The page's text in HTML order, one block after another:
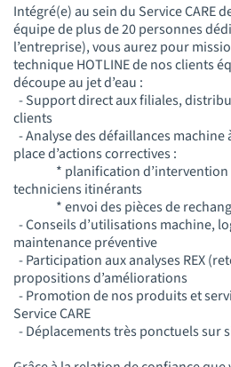
Intégré(e) au sein du Service CARE
équipe de plus de 20 personnes
l’entreprise), vous aurez pour
technique HOTLINE de nos clients
découpe au jet d’eau :
- Support direct aux filiales,
clients
- Analyse des défaillances machine
place d’actions correctives :
* planification d’intervention
techniciens itinérants
* envoi des pièces de
- Conseils d’utilisations machine,
maintenance préventive
- Participation aux analyses REX
propositions d’améliorations
- Promotion de nos produits et
Service CARE
- Déplacements très ponctuels sur